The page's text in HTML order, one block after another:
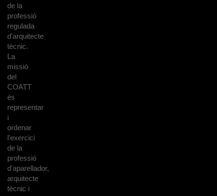
de la
professió
regulada
d'arquitecte
tècnic.
La
missió
del
COATT
és
representar
i
ordenar
l'exercici
de la
professió
d'aparellador,
arquitecte
tècnic i